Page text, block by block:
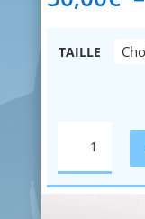
TAILLE
HINATA